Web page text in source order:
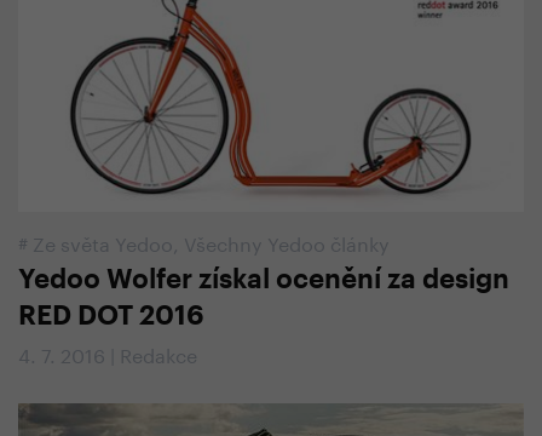
# Ze světa Yedoo Všechny Yedoo články
Yedoo Wolfer získal ocenění za design
RED DOT 2016
4. 7. 2016 | Redakce